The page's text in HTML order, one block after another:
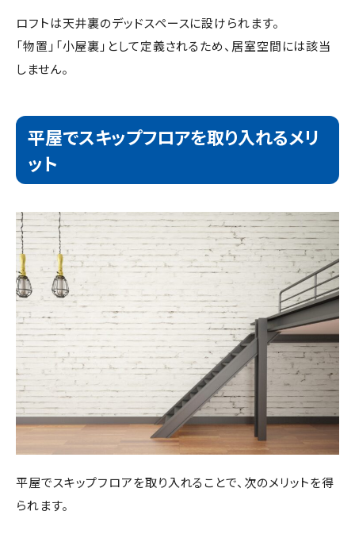
ロフトは天井裏のデッドスペースに設けられます。
「物置」「小屋裏」として定義されるため、居室空間には該当
しません。
平屋でスキップフロアを取り入れるメリ
ット
平屋でスキップフロアを取り入れることで、次のメリットを得
られます。